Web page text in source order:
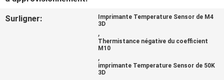
CONTACTEZ-
NOUS
Surligner:
Imprimante Temperature Sensor de M4
3D
,
Thermistance négative du coefficient
M10
,
imprimante Temperature Sensor de 50K
3D